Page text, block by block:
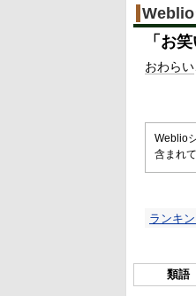
Weblio
「 お笑
おわらい
Weblio
含まれ
ランキ
類語